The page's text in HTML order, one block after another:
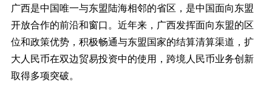
广西是中国唯一与东盟陆海相邻的省区，是中国面向东盟
开放合作的前沿和窗口。近年来，广西发挥面向东盟的区
位和政策优势，积极畅通与东盟国家的结算清算渠道，扩
大人民币在双边贸易投资中的使用，跨境人民币业务创新
取得多项突破。